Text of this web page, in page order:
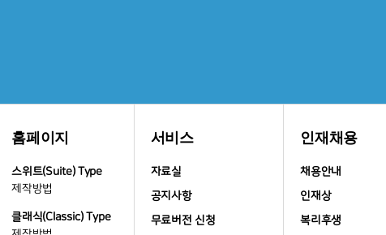
홈페이지
스위트(Suite) Type
제작방법
클래식(Classic) Type
서비스
자료실
공지사항
무료버전 신청
인재채용
채용안내
인재상
복리후생